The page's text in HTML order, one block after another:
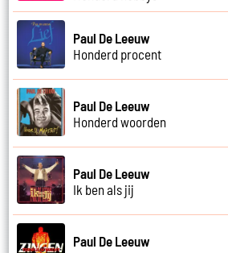
Paul De Leeuw
Honderd procent
Paul De Leeuw
Honderd woorden
Paul De Leeuw
Ik ben als jij
Paul De Leeuw